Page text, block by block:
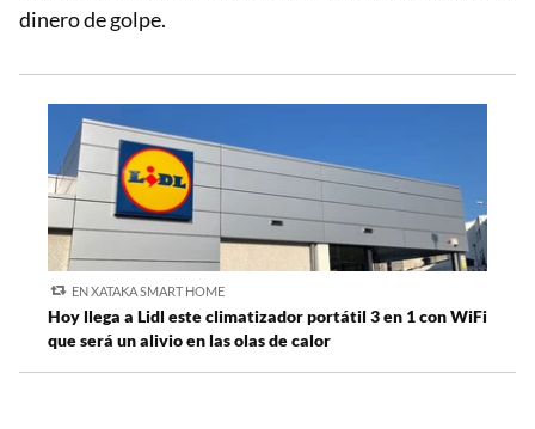
dinero de golpe.
EN XATAKA SMART HOME
Hoy llega a Lidl este climatizador portátil 3 en 1 con WiFi
que será un alivio en las olas de calor